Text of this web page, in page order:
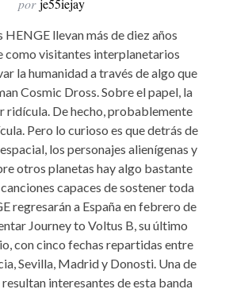
por je55iejay
llevan más de diez años
como visitantes interplanetarios
la humanidad a través de algo que
Cosmic Dross. Sobre el papel, la
ridícula. De hecho, probablemente
Pero lo curioso es que detrás de
los personajes alienígenas y
otros planetas hay algo bastante
capaces de sostener toda
regresarán a España en febrero de
Journey to Voltus B, su último
con cinco fechas repartidas entre
Sevilla, Madrid y Donosti. Una de
resultan interesantes de esta banda